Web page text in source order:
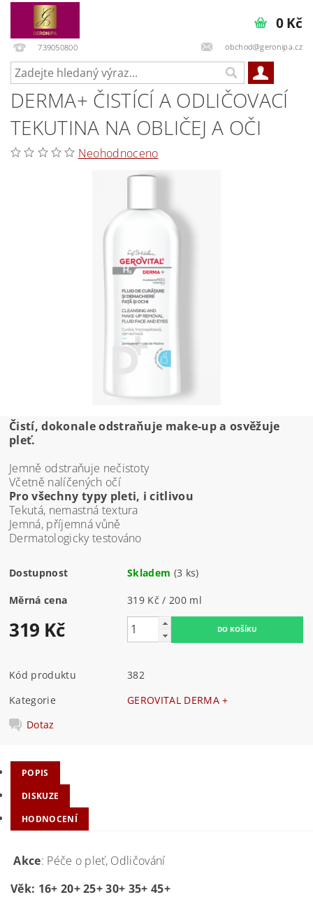
739050800 obchod@geronipa.cz
0 Kč
DERMA+ ČISTÍCÍ A ODLIČOVACÍ
TEKUTINA NA OBLIČEJ A OČI
Neohodnoceno
Čistí, dokonale odstraňuje make-up a osvěžuje
pleť.
Jemně odstraňuje nečistoty
Včetně nalíčených očí
Pro všechny typy pleti, i citlivou
Tekutá, nemastná textura
Jemná, příjemná vůně
Dermatologicky testováno
Dostupnost Skladem (3 ks)
Měrná cena 319 Kč / 200 ml
319 Kč
Kód produktu
382
Kategorie
GEROVITAL DERMA +
Dotaz
POPIS
DISKUZE
HODNOCENÍ
Akce: Péče o pleť, Odličování
Věk: 16+ 20+ 25+ 30+ 35+ 45+